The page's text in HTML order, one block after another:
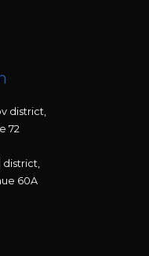
district,
72
district,
60A